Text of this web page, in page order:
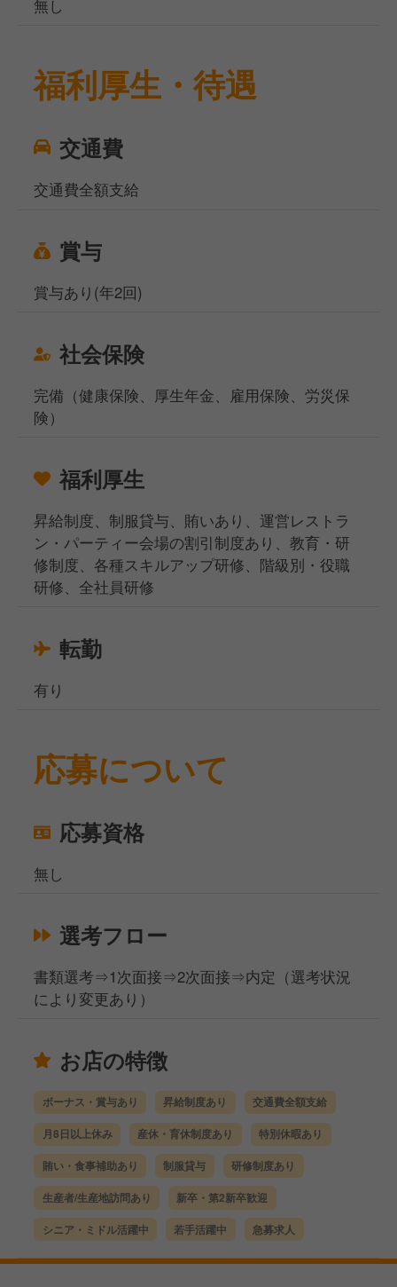
無し
福利厚生・待遇
交通費
交通費全額支給
賞与
賞与あり(年2回)
社会保険
完備（健康保険、厚生年金、雇用保険、労災保
険）
福利厚生
昇給制度、制服貸与、賄いあり、運営レストラ
ン・パーティー会場の割引制度あり、教育・研
修制度、各種スキルアップ研修、階級別・役職
研修、全社員研修
転勤
有り
応募について
応募資格
無し
選考フロー
書類選考⇒1次面接⇒2次面接⇒内定（選考状況
により変更あり）
お店の特徴
ボーナス・賞与あり 昇給制度あり 交通費全額支給
月8日以上休み 産休・育休制度あり 特別休暇あり
賄い・食事補助あり 制服貸与 研修制度あり
生産者/生産地訪問あり 新卒・第2新卒歓迎
シニア・ミドル活躍中 若手活躍中 急募求人